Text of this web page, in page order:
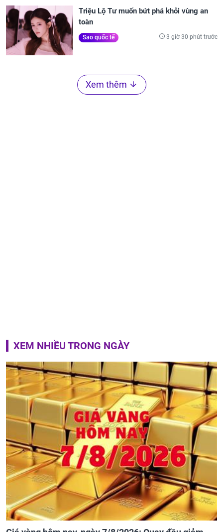
Triệu Lộ Tư muốn bứt phá khỏi vùng an
toàn
Sao quốc tế 3 giờ 30 phút trước
Xem thêm
XEM NHIỀU TRONG NGÀY